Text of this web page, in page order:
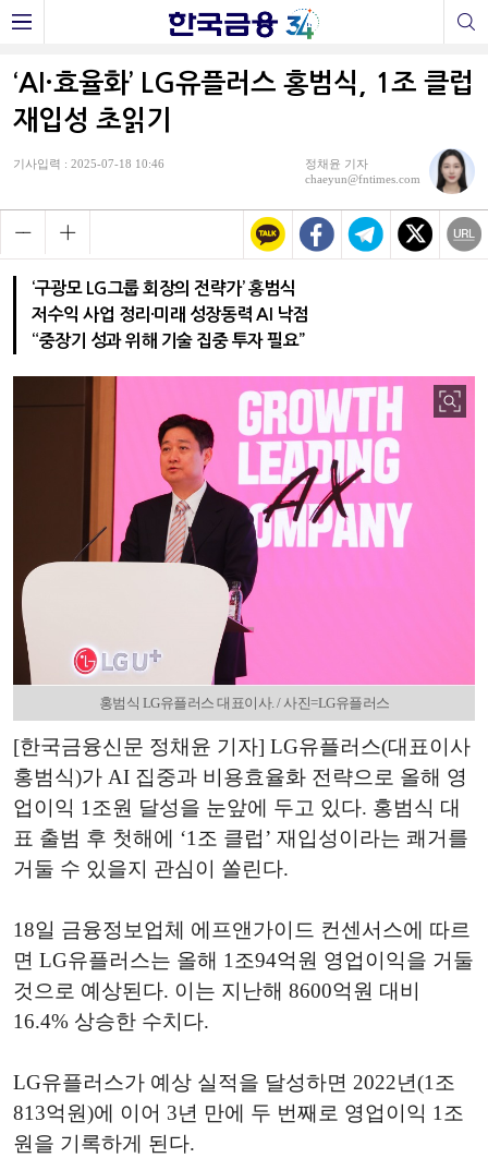
‘AI·효율화’ LG유플러스 홍범식, 1조 클럽
재입성 초읽기
기사입력 : 2025-07-18 10:46
정채윤 기자
chaeyun@fntimes.com
‘구광모 LG그룹 회장의 전략가’ 홍범식
저수익 사업 정리·미래 성장동력 AI 낙점
“중장기 성과 위해 기술 집중 투자 필요”
홍범식 LG유플러스 대표이사. / 사진=LG유플러스
[한국금융신문 정채윤 기자] LG유플러스(대표이사
홍범식)가 AI 집중과 비용효율화 전략으로 올해 영
업이익 1조원 달성을 눈앞에 두고 있다. 홍범식 대
표 출범 후 첫해에 ‘1조 클럽’ 재입성이라는 쾌거를
거둘 수 있을지 관심이 쏠린다.
18일 금융정보업체 에프앤가이드 컨센서스에 따르
면 LG유플러스는 올해 1조94억원 영업이익을 거둘
것으로 예상된다. 이는 지난해 8600억원 대비
16.4% 상승한 수치다.
LG유플러스가 예상 실적을 달성하면 2022년(1조
813억원)에 이어 3년 만에 두 번째로 영업이익 1조
원을 기록하게 된다.